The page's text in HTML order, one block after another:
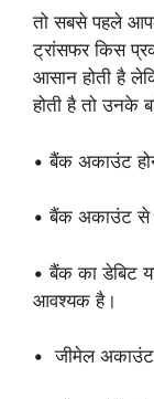
तो सबसे पहले
ट्रांसफर किस
आसान होती है
होती है तो उनके
• बैंक अकाउंट
• बैंक अकाउंट से
• बैंक का डेबिट
आवश्यक है।
• जीमेल अकाउंट